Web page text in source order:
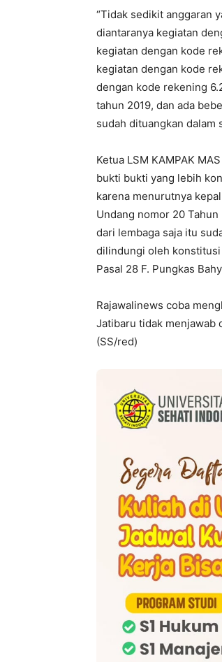
“Tidak sedikit anggaran
diantaranya kegiatan
kegiatan dengan kode
kegiatan dengan kode
dengan kode rekening
tahun 2019, dan ada
sudah dituangkan dalam
Ketua LSM KAMPAK
bukti bukti yang lebih
karena menurutnya
Undang nomor 20
dari lembaga saja itu
dilindungi oleh konstitusi
Pasal 28 F. Pungkas
Rajawalinews coba
Jatibaru tidak menjawab
(SS/red)